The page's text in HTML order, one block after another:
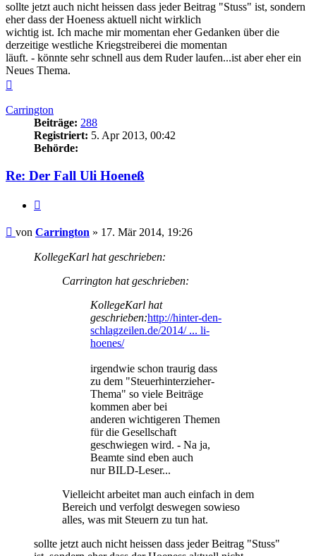
sollte jetzt auch nicht heissen dass jeder Beitrag "Stuss" ist, sondern
eher dass der Hoeness aktuell nicht wirklich
wichtig ist. Ich mache mir momentan eher Gedanken über die
derzeitige westliche Kriegstreiberei die momentan
läuft. - könnte sehr schnell aus dem Ruder laufen...ist aber eher ein
Neues Thema.
Carrington
Beiträge: 288
Registriert: 5. Apr 2013, 00:42
Behörde:
Re: Der Fall Uli Hoeneß
Beitrag
von Carrington » 17. Mär 2014, 19:26
KollegeKarl hat geschrieben:
Carrington hat geschrieben:
KollegeKarl hat
geschrieben:http://hinter-den-
schlagzeilen.de/2014/ ... li-
hoenes/
irgendwie schon traurig dass
zu dem "Steuerhinterzieher-
Thema" so viele Beiträge
kommen aber bei
anderen wichtigeren Themen
für die Gesellschaft
geschwiegen wird. - Na ja,
Beamte sind eben auch
nur BILD-Leser...
Vielleicht arbeitet man auch einfach in dem
Bereich und verfolgt deswegen sowieso
alles, was mit Steuern zu tun hat.
sollte jetzt auch nicht heissen dass jeder Beitrag "Stuss"